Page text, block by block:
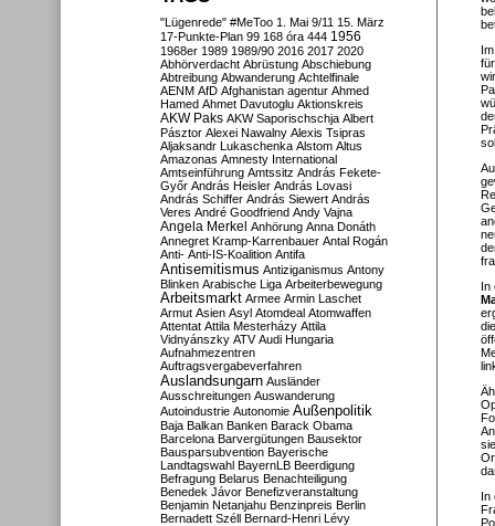
In
In
"Lügenrede" #MeToo 1. Mai 9/11 15. März
17-Punkte-Plan 99 168 óra 444 1956
1968er 1989 1989/90 2016 2017 2020
Abhörverdacht Abrüstung Abschiebung
Abtreibung Abwanderung Achtelfinale
AENM AfD Afghanistan agentur Ahmed
Hamed Ahmet Davutoglu Aktionskreis
AKW Paks AKW Saporischschja Albert
Pásztor Alexei Nawalny Alexis Tsipras
Aljaksandr Lukaschenka Alstom Altus
Amazonas Amnesty International
Amtseinführung Amtssitz András Fekete-
Győr András Heisler András Lovasi
András Schiffer András Siewert András
Veres André Goodfriend Andy Vajna
Angela Merkel Anhörung Anna Donáth
Annegret Kramp-Karrenbauer Antal Rogán
Anti- Anti-IS-Koalition Antifa
Antisemitismus Antiziganismus Antony
Blinken Arabische Liga Arbeiterbewegung
Arbeitsmarkt Armee Armin Laschet
Armut Asien Asyl Atomdeal Atomwaffen
Attentat Attila Mesterházy Attila
Vidnyánszky ATV Audi Hungaria
Aufnahmezentren
Auftragsvergabeverfahren
Auslandsungarn Ausländer
Ausschreitungen Auswanderung
Autoindustrie Autonomie Außenpolitik
Baja Balkan Banken Barack Obama
Barcelona Barvergütungen Bausektor
Bausparsubvention Bayerische
Landtagswahl BayernLB Beerdigung
Befragung Belarus Benachteiligung
Benedek Jávor Benefizveranstaltung
Benjamin Netanjahu Benzinpreis Berlin
Bernadett Széll Bernard-Henri Lévy